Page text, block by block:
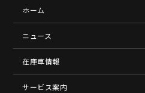
ホーム
ニュース
在庫車情報
サービス案内